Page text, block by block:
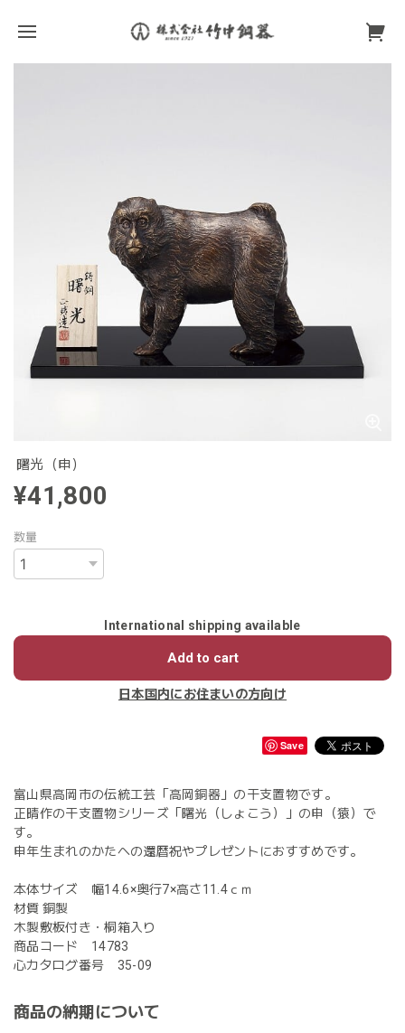
曙光（申）
¥41,800
数量
International shipping available
Add to cart
日本国内にお住まいの方向け
Save
富山県高岡市の伝統工芸「高岡銅器」の干支置物です。
正晴作の干支置物シリーズ「曙光（しょこう）」の申（猿）で
す。
申年生まれのかたへの還暦祝やプレゼントにおすすめです。
本体サイズ 幅14.6×奥行7×高さ11.4ｃｍ
材質 銅製
木製敷板付き・桐箱入り
商品コード 14783
心カタログ番号 35-09
商品の納期について